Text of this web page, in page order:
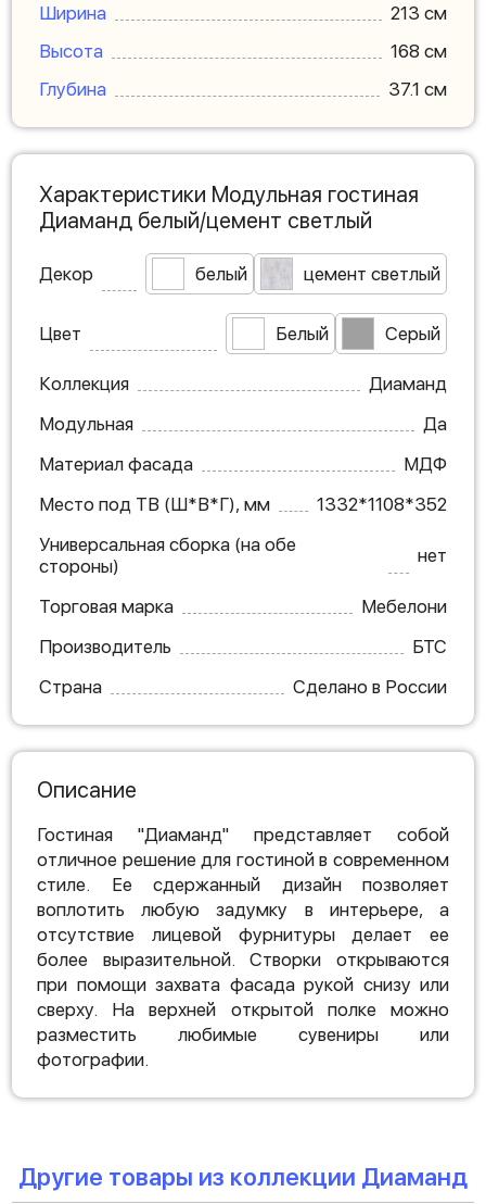
Ширина
213 см
Высота
168 см
Глубина
37.1 см
Характеристики Модульная гостиная
Диаманд белый/цемент светлый
Декор белый цемент светлый
Цвет Белый Серый
Коллекция
Диаманд
Модульная
Да
Материал фасада
МДФ
Место под ТВ (Ш*В*Г), мм
1332*1108*352
Универсальная сборка (на обе
стороны)
нет
Торговая марка
Мебелони
Производитель
БТС
Страна
Сделано в России
Описание
Гостиная "Диаманд" представляет собой
отличное решение для гостиной в современном
стиле. Ее сдержанный дизайн позволяет
воплотить любую задумку в интерьере, а
отсутствие лицевой фурнитуры делает ее
более выразительной. Створки открываются
при помощи захвата фасада рукой снизу или
сверху. На верхней открытой полке можно
разместить любимые сувениры или
фотографии.
Другие товары из коллекции Диаманд